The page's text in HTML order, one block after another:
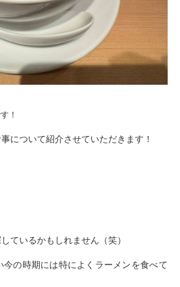
！
について紹介させていただきます！
ているかもしれません（笑）
の時期には特によくラーメンを食べて